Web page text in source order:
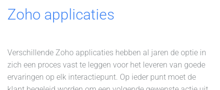
Zoho applicaties
Verschillende Zoho applicaties hebben al jaren de optie in
zich een proces vast te leggen voor het leveren van goede
ervaringen op elk interactiepunt. Op ieder punt moet de